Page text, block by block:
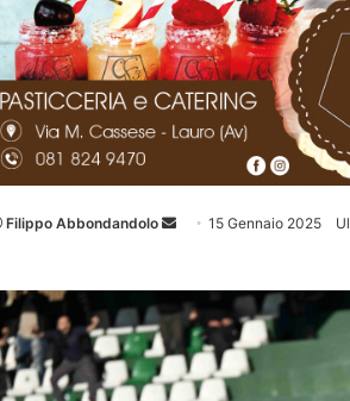
Filippo Abbondandolo
Invia 15 Gennaio 2025